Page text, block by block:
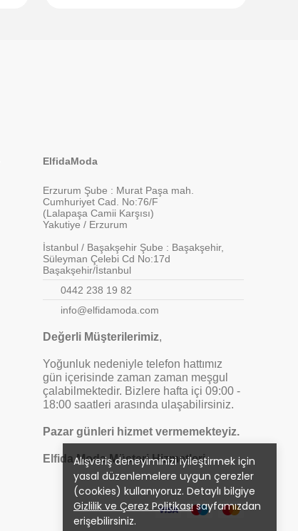
Alışveriş deneyiminizi iyileştirmek için
yasal düzenlemelere uygun çerezler
(cookies) kullanıyoruz. Detaylı bilgiye
Gizlilik ve Çerez Politikasısayfamızdan
erişebilirsiniz.
ElfidaModa
Erzurum Şube : Murat Paşa mah.
Cumhuriyet Cad. No:76/F
(Lalapaşa Camii Karşısı)
Yakutiye / Erzurum
İstanbul / Başakşehir Şube : Başakşehir,
Süleyman Çelebi Cd No:17d
Başakşehir/İstanbul
0442 238 19 82
info@elfidamoda.com
Değerli Müşterilerimiz,
Yoğunluk nedeniyle telefon hattımız
gün içerisinde zaman zaman meşgul
çalabilmektedir. Bizlere hafta içi 09:00 -
18:00 saatleri arasında ulaşabilirsiniz.
Pazar günleri hizmet vermemekteyiz.
Elfida Moda Müşteri Hizmetleri